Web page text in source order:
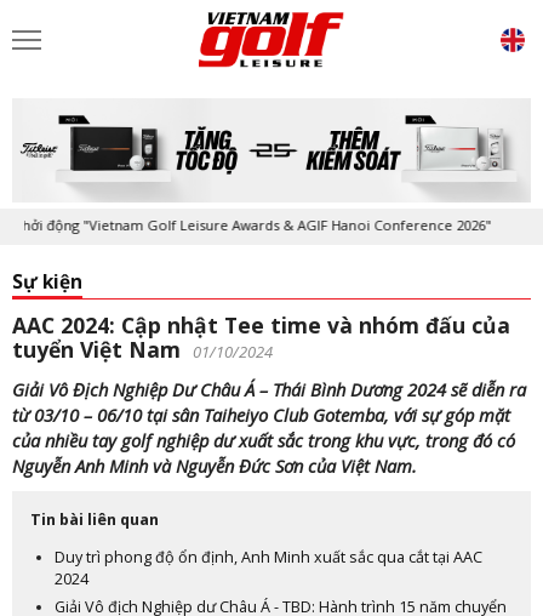
động "Vietnam Golf Leisure Awards & AGIF Hanoi Conference 2026"
Sự kiện
AAC 2024: Cập nhật Tee time và nhóm đấu của
tuyển Việt Nam
01/10/2024
Giải Vô Địch Nghiệp Dư Châu Á – Thái Bình Dương 2024 sẽ diễn ra
từ 03/10 – 06/10 tại sân Taiheiyo Club Gotemba, với sự góp mặt
của nhiều tay golf nghiệp dư xuất sắc trong khu vực, trong đó có
Nguyễn Anh Minh và Nguyễn Đức Sơn của Việt Nam.
Tin bài liên quan
Duy trì phong độ ổn định, Anh Minh xuất sắc qua cắt tại AAC
2024
Giải Vô địch Nghiệp dư Châu Á - TBD: Hành trình 15 năm chuyển